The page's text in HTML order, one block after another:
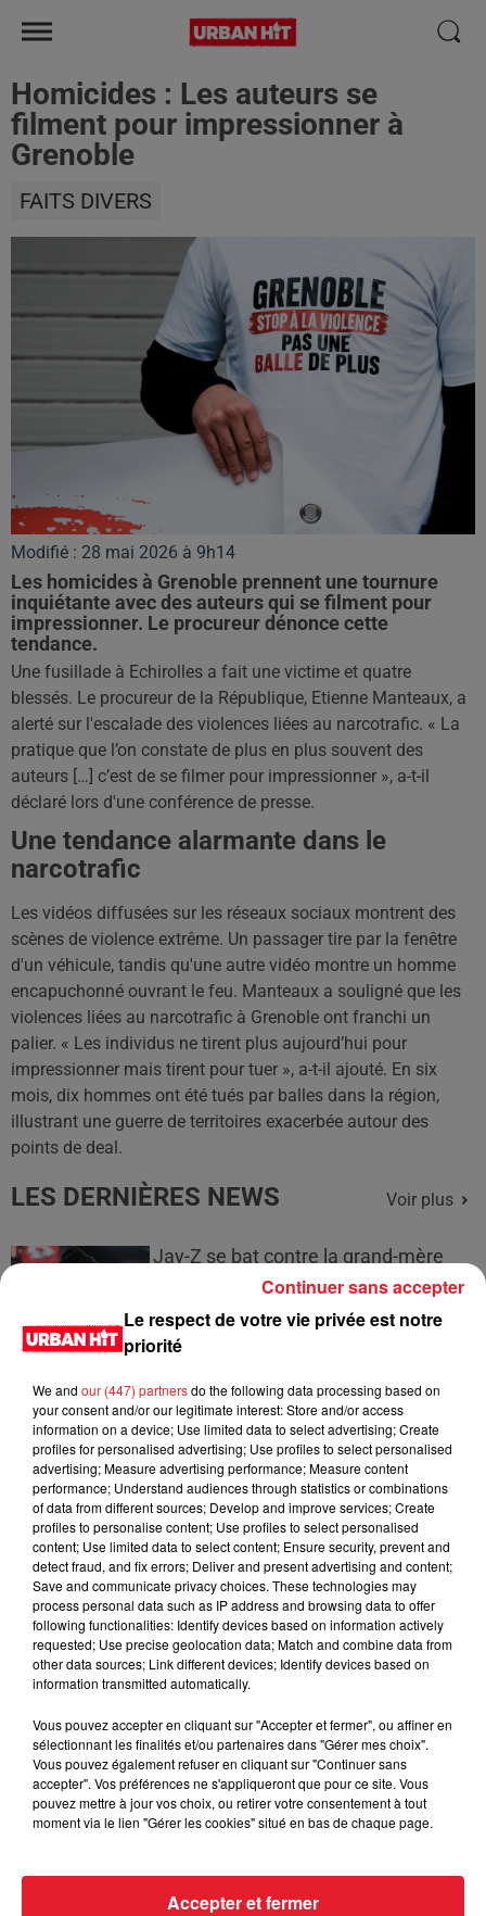
Homicides : Les auteurs se
filment pour impressionner à
Grenoble
FAITS DIVERS
Modifié : 28 mai 2026 à 9h14
Les homicides à Grenoble prennent une tournure
inquiétante avec des auteurs qui se filment pour
impressionner. Le procureur dénonce cette
tendance.
Une fusillade à Echirolles a fait une victime et quatre
blessés. Le procureur de la République, Etienne Manteaux, a
alerté sur l'escalade des violences liées au narcotrafic. « La
pratique que l’on constate de plus en plus souvent des
auteurs […] c’est de se filmer pour impressionner », a-t-il
déclaré lors d'une conférence de presse.
Une tendance alarmante dans le
narcotrafic
Les vidéos diffusées sur les réseaux sociaux montrent des
scènes de violence extrême. Un passager tire par la fenêtre
d'un véhicule, tandis qu'une autre vidéo montre un homme
encapuchonné ouvrant le feu. Manteaux a souligné que les
violences liées au narcotrafic à Grenoble ont franchi un
palier. « Les individus ne tirent plus aujourd’hui pour
impressionner mais tirent pour tuer », a-t-il ajouté. En six
mois, dix hommes ont été tués par balles dans la région,
illustrant une guerre de territoires exacerbée autour des
points de deal.
LES DERNIÈRES NEWS Voir plus
Jay-Z se bat contre la grand-mère
d'un homme prétendant être son fils
Cassie met fin à une ex-escorte
masculine dans sa bataille...
Des vitres tombent de la tour
Montparnasse : des désaccords
entre...
Incendies en Gironde : encore
l'extinction...
Bouches-du-Rhône : les ossements
Le respect de votre vie privée est notre
priorité
We and our (447) partnersdo the following data processing based on
your consent and/or our legitimate interest: Store and/or access
information on a device; Use limited data to select advertising; Create
profiles for personalised advertising; Use profiles to select personalised
advertising; Measure advertising performance; Measure content
performance; Understand audiences through statistics or combinations
of data from different sources; Develop and improve services; Create
profiles to personalise content; Use profiles to select personalised
content; Use limited data to select content; Ensure security, prevent and
detect fraud, and fix errors; Deliver and present advertising and content;
Save and communicate privacy choices. These technologies may
process personal data such as IP address and browsing data to offer
following functionalities: Identify devices based on information actively
requested; Use precise geolocation data; Match and combine data from
other data sources; Link different devices; Identify devices based on
information transmitted automatically.
Vous pouvez accepter en cliquant sur "Accepter et fermer", ou affiner en
sélectionnant les finalités et/ou partenaires dans "Gérer mes choix".
Vous pouvez également refuser en cliquant sur "Continuer sans
accepter". Vos préférences ne s'appliqueront que pour ce site. Vous
pouvez mettre à jour vos choix, ou retirer votre consentement à tout
moment via le lien "Gérer les cookies" situé en bas de chaque page.
Accepter et fermer
Continuer sans accepter